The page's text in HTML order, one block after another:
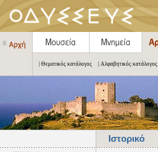
| Θεματικός κατάλογος | Αλφαβητικός κατάλογος
Ιστορικό